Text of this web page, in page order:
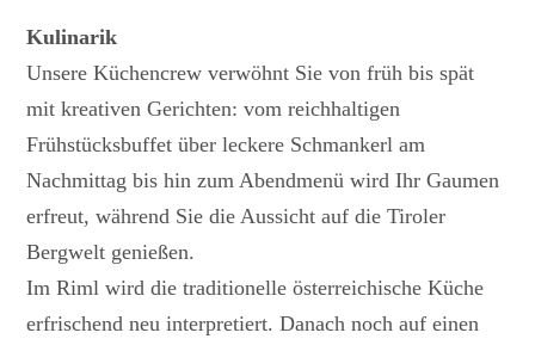
Kulinarik
Unsere Küchencrew verwöhnt Sie von früh bis spät
mit kreativen Gerichten: vom reichhaltigen
Frühstücksbuffet über leckere Schmankerl am
Nachmittag bis hin zum Abendmenü wird Ihr Gaumen
erfreut, während Sie die Aussicht auf die Tiroler
Bergwelt genießen.
Im Riml wird die traditionelle österreichische Küche
erfrischend neu interpretiert. Danach noch auf einen